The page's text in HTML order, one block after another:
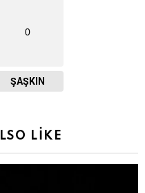
0
ŞAŞKIN
LIKE